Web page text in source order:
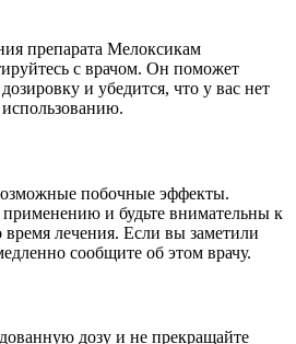
препарата Мелоксикам
с врачом. Он поможет
и убедится, что у вас нет
побочные эффекты.
и будьте внимательны к
лечения. Если вы заметили
сообщите об этом врачу.
дозу и не прекращайте